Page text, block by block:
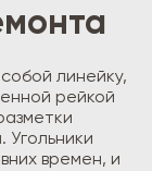
линейку,
рейкой
Угольники
времен, и